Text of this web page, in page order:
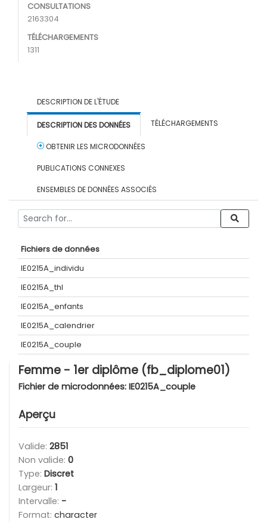
CONSULTATIONS
2163304
TÉLÉCHARGEMENTS
1311
DESCRIPTION DE L'ÉTUDE
DESCRIPTION DES DONNÉES TÉLÉCHARGEMENTS
OBTENIR LES MICRODONNÉES
PUBLICATIONS CONNEXES
ENSEMBLES DE DONNÉES ASSOCIÉS
Fichiers de données
IE0215A_individu
IE0215A_thl
IE0215A_enfants
IE0215A_calendrier
IE0215A_couple
Femme - 1er diplôme (fb_diplome01)
Fichier de microdonnées: IE0215A_couple
Aperçu
Valide: 2851
Non valide: 0
Type: Discret
Largeur: 1
Intervalle: -
Format: character